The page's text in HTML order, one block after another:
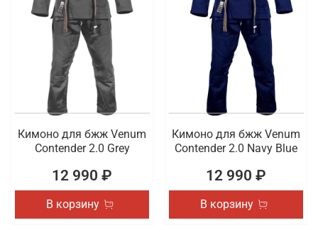
Кимоно для бжж Venum
Contender 2.0 Grey
12 990 ₽
В корзину
Кимоно для бжж Venum
Contender 2.0 Navy Blue
12 990 ₽
В корзину